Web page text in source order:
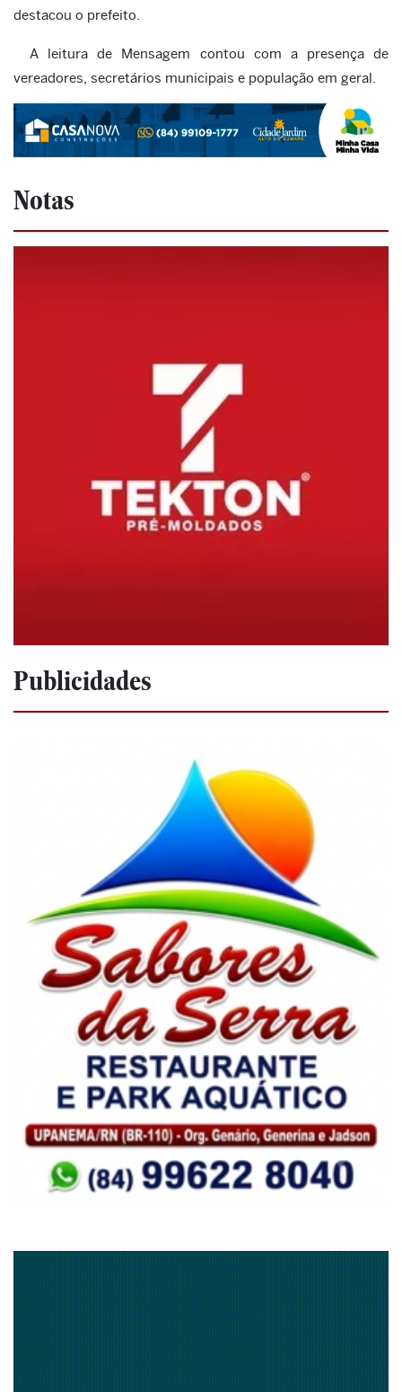
destacou o prefeito.
A leitura de Mensagem contou com a presença de
vereadores, secretários municipais e população em geral.
Notas
Publicidades